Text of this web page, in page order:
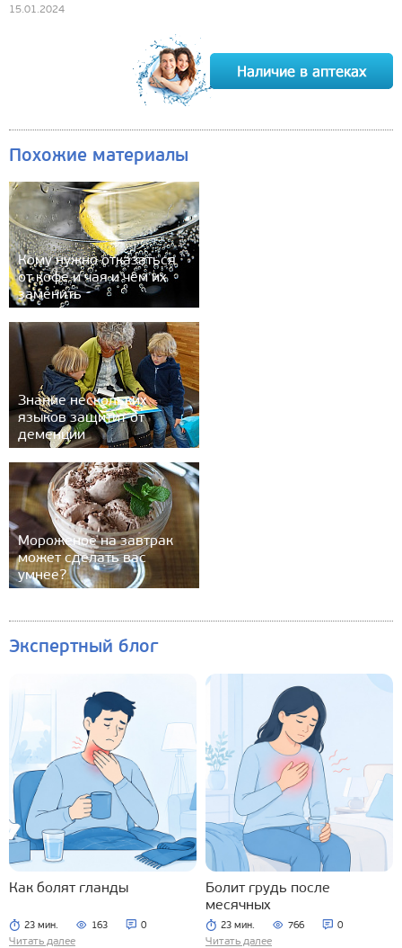
15.01.2024
Похожие материалы
Кому нужно отказаться
от кофе и чая и чем их
заменить
Знание нескольких
языков защитит от
деменции
Мороженое на завтрак
может сделать вас
умнее?
Экспертный блог
Как болят гланды
23 мин. 163 0
Читать далее
Болит грудь после
месячных
23 мин. 766 0
Читать далее